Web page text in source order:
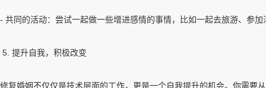
- 共同的活动：尝试一起做一些增进感情的事情，比如一起去旅游、参
5. 提升自我，积极改变
修复婚姻不仅仅是技术层面的工作，更是一个自我提升的机会。你需要